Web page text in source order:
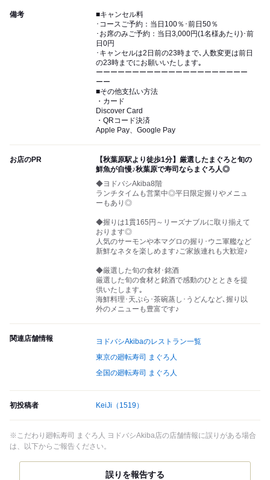
備考
■キャンセル料
･コースご予約：当日100％･前日50％
･お席のみご予約：当日3,000円(1名様あたり)･前
日0円
･キャンセルは2日前の23時まで､人数変更は前日
の23時までにお願いいたします｡
ーーーーーーーーーーーーーーーーーーーーー
ーー
■その他支払い方法
・カード
Discover Card
・QRコード決済
Apple Pay、Google Pay
お店のPR
【秋葉原駅より徒歩1分】厳選したまぐろと旬の
鮮魚が自慢♪秋葉原で寿司ならまぐろ人◎
◆ヨドバシAkiba8階
ランチタイムも営業中◎平日限定握りやメニュ
ーもあり◎
◆握りは1貫165円～リーズナブルに取り揃えて
おります◎
人気のサーモンや本マグロの握り･ウニ軍艦など
新鮮なネタを楽しめます♪ご家族連れも大歓迎♪
◆厳選した旬の食材･銘酒
厳選した旬の食材と銘酒で感動のひとときを提
供いたします｡
海鮮料理･天ぷら･茶碗蒸し･うどんなど､握り以
外のメニューも豊富です♪
関連店舗情報
ヨドバシAkibaのレストラン一覧
東京の廻転寿司 まぐろ人
全国の廻転寿司 まぐろ人
初投稿者 KeiJi （1519）
※こだわり廻転寿司 まぐろ人 ヨドバシAkiba店の店舗情報に誤りがある場合
は、以下からご報告ください。
誤りを報告する